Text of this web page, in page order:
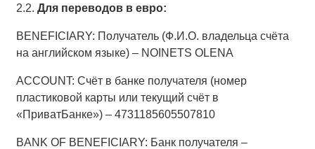
2.2.Для переводов в евро:
BENEFICIARY: Получатель (Ф.И.О. владельца счёта
на английском языке) – NOINETS OLENA
ACCOUNT: Счёт в банке получателя (номер
пластиковой карты или текущий счёт в
«ПриватБанке») – 4731185605507810
BANK OF BENEFICIARY: Банк получателя –